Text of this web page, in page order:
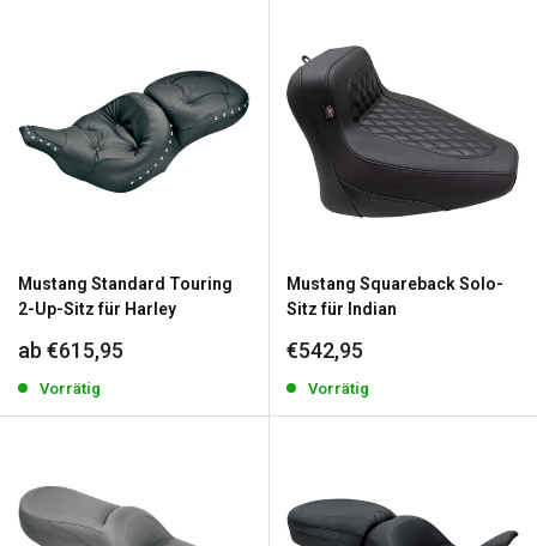
Mustang Standard Touring
2-Up-Sitz für Harley
Sonderpreis
ab €615,95
Vorrätig
Mustang Squareback Solo-
Sitz für Indian
Sonderpreis
€542,95
Vorrätig